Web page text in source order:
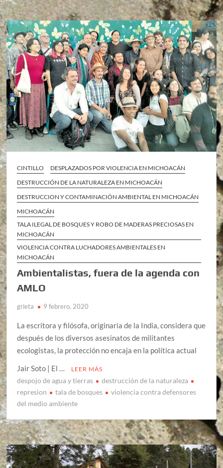
CINTILLO
DESPLAZADOS POR VIOLENCIA EN MICHOACÁN
DESTRUCCIÓN DE LA NATURALEZA EN MICHOACÁN
DESTRUCCION Y CONTAMINACIÓN AMBIENTAL EN MICHOACÁN
MICHOACÁN
TALA ILEGAL DE BOSQUES Y ROBO DE MADERAS PRECIOSAS EN
MICHOACÁN
VIOLENCIA CONTRA LUCHADORES AMBIENTALES EN
MICHOACÁN
Ambientalistas, fuera de la agenda con
AMLO
grieta 9 febrero, 2020
La escritora y filósofa, originaria de la India, considera que
después de los diversos asesinatos de militantes
ecologistas, la protección no encaja en la política actual
Jair Soto | El …
LEER MÁS
despojo de agua y tierras
destrucción de la naturaleza
represion
tala de bosques
violencia contra defensores
del medio ambiente